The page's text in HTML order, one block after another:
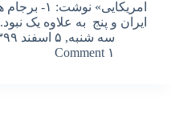
امریکایی»
ایران و پنج به علاوه یک
سه شنبه, ۵ اسفند ۱۳۹۹ – ۱۷:۰۷
۱ Comment